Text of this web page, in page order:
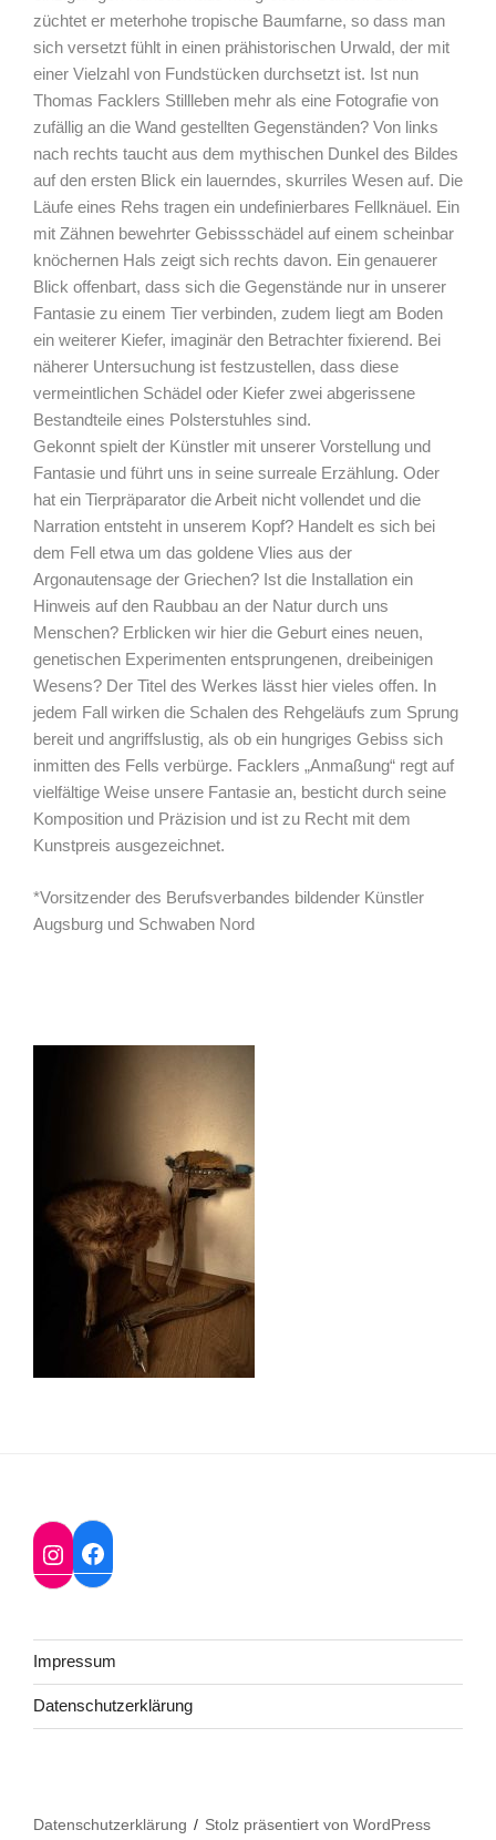
züchtet er meterhohe tropische Baumfarne, so dass man
sich versetzt fühlt in einen prähistorischen Urwald, der mit
einer Vielzahl von Fundstücken durchsetzt ist. Ist nun
Thomas Facklers Stillleben mehr als eine Fotografie von
zufällig an die Wand gestellten Gegenständen? Von links
nach rechts taucht aus dem mythischen Dunkel des Bildes
auf den ersten Blick ein lauerndes, skurriles Wesen auf. Die
Läufe eines Rehs tragen ein undefinierbares Fellknäuel. Ein
mit Zähnen bewehrter Gebissschädel auf einem scheinbar
knöchernen Hals zeigt sich rechts davon. Ein genauerer
Blick offenbart, dass sich die Gegenstände nur in unserer
Fantasie zu einem Tier verbinden, zudem liegt am Boden
ein weiterer Kiefer, imaginär den Betrachter fixierend. Bei
näherer Untersuchung ist festzustellen, dass diese
vermeintlichen Schädel oder Kiefer zwei abgerissene
Bestandteile eines Polsterstuhles sind.
Gekonnt spielt der Künstler mit unserer Vorstellung und
Fantasie und führt uns in seine surreale Erzählung. Oder
hat ein Tierpräparator die Arbeit nicht vollendet und die
Narration entsteht in unserem Kopf? Handelt es sich bei
dem Fell etwa um das goldene Vlies aus der
Argonautensage der Griechen? Ist die Installation ein
Hinweis auf den Raubbau an der Natur durch uns
Menschen? Erblicken wir hier die Geburt eines neuen,
genetischen Experimenten entsprungenen, dreibeinigen
Wesens? Der Titel des Werkes lässt hier vieles offen. In
jedem Fall wirken die Schalen des Rehgeläufs zum Sprung
bereit und angriffslustig, als ob ein hungriges Gebiss sich
inmitten des Fells verbürge. Facklers „Anmaßung“ regt auf
vielfältige Weise unsere Fantasie an, besticht durch seine
Komposition und Präzision und ist zu Recht mit dem
Kunstpreis ausgezeichnet.
*Vorsitzender des Berufsverbandes bildender Künstler
Augsburg und Schwaben Nord
Instagram
Facebook
Impressum
Datenschutzerklärung
Datenschutzerklärung Stolz präsentiert von WordPress